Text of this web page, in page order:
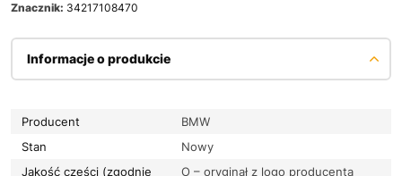
Znacznik: 34217108470
Informacje o produkcie
Producent
BMW
Stan
Nowy
Jakość części (zgodnie
O – oryginał z logo producenta